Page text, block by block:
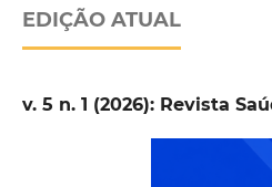
EDIÇÃO ATUAL
v. 5 n. 1 (2026): Revista